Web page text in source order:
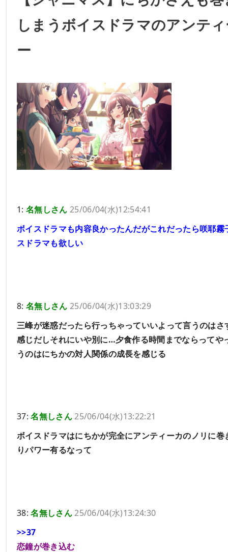
しまうボイスドラマのアンテ
ー
1: 名無しさん 25/06/04(水)12:54:41
ボイスドラマも内容良かったんだがこれだったら咲耶
スドラマも欲しい
8: 名無しさん 25/06/04(水)13:03:29
三峰が迷惑だったら行っちゃっていいよって言うのは
感じだしそれにいや別に…夕食作る時間までならってや
うのはにちかの対人関係の成長を感じる
37:名無しさん25/06/04(水)13:22:21
ボイスドラマはにちかが完全にアンティーカのノリに
りパワー有るなって
38:名無しさん25/06/04(水)13:24:30
>>37
恋鐘が巻き込む